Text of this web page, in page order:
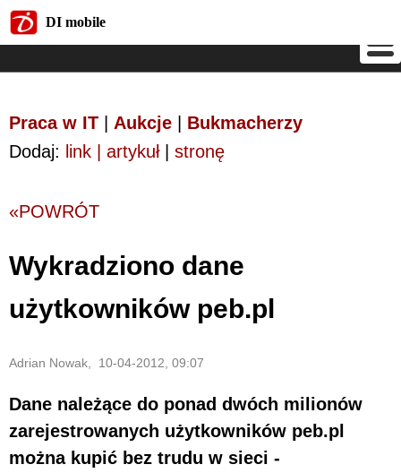
DI mobile
Praca w IT Aukcje
Bukmacherzy
Dodaj: link | artykuł| stronę
«POWRÓT
Wykradziono dane
użytkowników peb.pl
Adrian Nowak, 10-04-2012, 09:07
Dane należące do ponad dwóch milionów
zarejestrowanych użytkowników peb.pl
można kupić bez trudu w sieci -
DI mobile